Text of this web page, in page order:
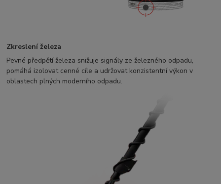
Zkreslení železa
Pevné předpětí železa snižuje signály ze železného odpadu,
pomáhá izolovat cenné cíle a udržovat konzistentní výkon v
oblastech plných moderního odpadu.